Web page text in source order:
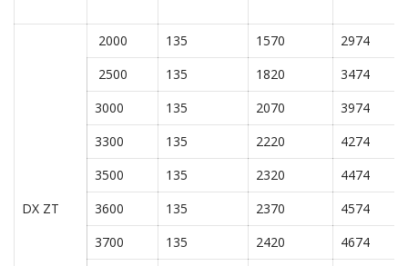
DX ZT
2000 135 1570
2974
2500
135 1820
3474
3000
135 2070
3974
3300
135 2220
4274
3500
135 2320
4474
3600
135 2370
4574
3700
135 2420
4674